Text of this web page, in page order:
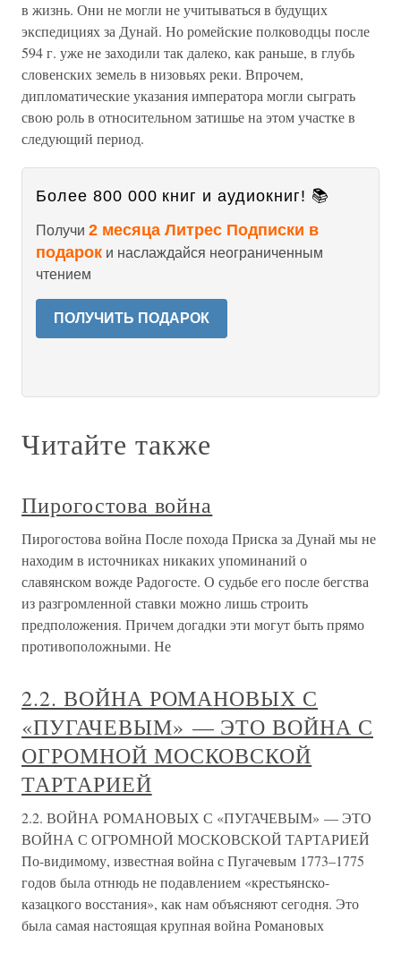
в жизнь. Они не могли не учитываться в будущих
экспедициях за Дунай. Но ромейские полководцы после
594 г. уже не заходили так далеко, как раньше, в глубь
словенских земель в низовьях реки. Впрочем,
дипломатические указания императора могли сыграть
свою роль в относительном затишье на этом участке в
следующий период.
Более 800 000 книг и аудиокниг! 📚
Получи 2 месяца Литрес Подписки в
подарок и наслаждайся неограниченным
чтением
ПОЛУЧИТЬ ПОДАРОК
Читайте также
Пирогостова война
Пирогостова война После похода Приска за Дунай мы не
находим в источниках никаких упоминаний о
славянском вожде Радогосте. О судьбе его после бегства
из разгромленной ставки можно лишь строить
предположения. Причем догадки эти могут быть прямо
противоположными. Не
2.2. ВОЙНА РОМАНОВЫХ С
«ПУГАЧЕВЫМ» — ЭТО ВОЙНА С
ОГРОМНОЙ МОСКОВСКОЙ
ТАРТАРИЕЙ
2.2. ВОЙНА РОМАНОВЫХ С «ПУГАЧЕВЫМ» — ЭТО
ВОЙНА С ОГРОМНОЙ МОСКОВСКОЙ ТАРТАРИЕЙ
По-видимому, известная война с Пугачевым 1773–1775
годов была отнюдь не подавлением «крестьянско-
казацкого восстания», как нам объясняют сегодня. Это
была самая настоящая крупная война Романовых